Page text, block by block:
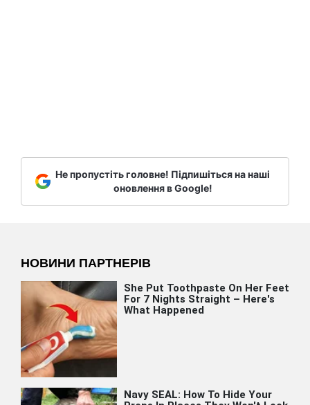
Не пропустіть головне! Підпишіться на наші
оновлення в Google!